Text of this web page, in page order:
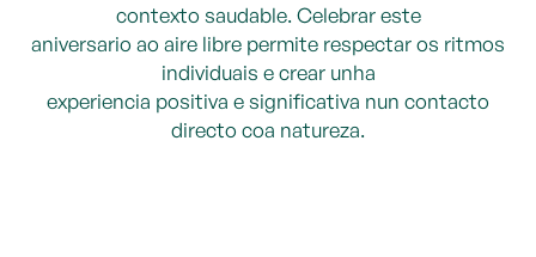
contexto saudable. Celebrar este
aniversario ao aire libre permite respectar os ritmos
individuais e crear unha
experiencia positiva e significativa nun contacto
directo coa natureza.